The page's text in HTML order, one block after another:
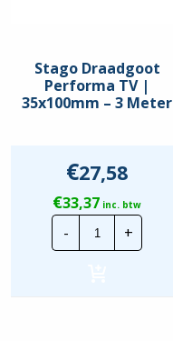
Stago Draadgoot
Performa TV |
35x100mm – 3 Meter
€27,58
€33,37 inc. btw
-
Stago
Draadgoot
Performa
+